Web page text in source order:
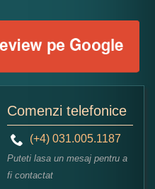
Comenzi telefonice
(+4) 031.005.1187
Puteti lasa un mesaj pentru a
fi contactat